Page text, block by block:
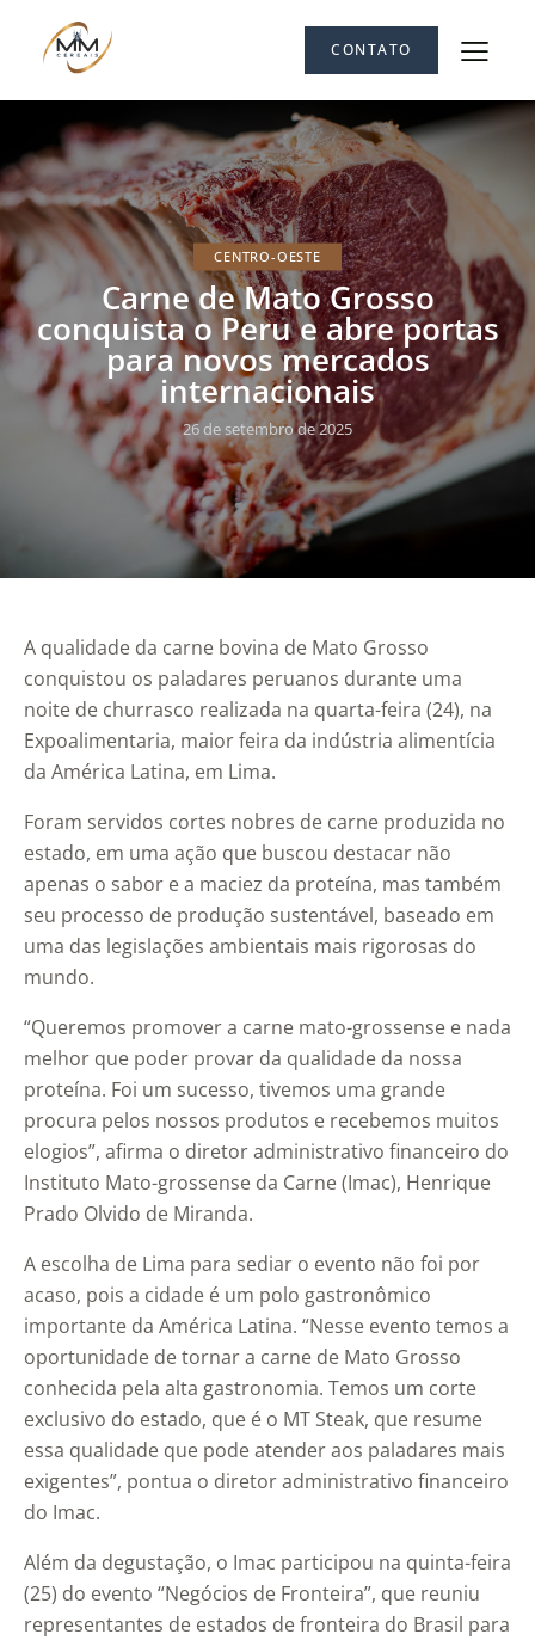
CONTATO
CENTRO-OESTE
Carne de Mato Grosso
conquista o Peru e abre portas
para novos mercados
internacionais
26 de setembro de 2025
A qualidade da carne bovina de Mato Grosso
conquistou os paladares peruanos durante uma
noite de churrasco realizada na quarta-feira (24), na
Expoalimentaria, maior feira da indústria alimentícia
da América Latina, em Lima.
Foram servidos cortes nobres de carne produzida no
estado, em uma ação que buscou destacar não
apenas o sabor e a maciez da proteína, mas também
seu processo de produção sustentável, baseado em
uma das legislações ambientais mais rigorosas do
mundo.
“Queremos promover a carne mato-grossense e nada
melhor que poder provar da qualidade da nossa
proteína. Foi um sucesso, tivemos uma grande
procura pelos nossos produtos e recebemos muitos
elogios”, afirma o diretor administrativo financeiro do
Instituto Mato-grossense da Carne (Imac), Henrique
Prado Olvido de Miranda.
A escolha de Lima para sediar o evento não foi por
acaso, pois a cidade é um polo gastronômico
importante da América Latina. “Nesse evento temos a
oportunidade de tornar a carne de Mato Grosso
conhecida pela alta gastronomia. Temos um corte
exclusivo do estado, que é o MT Steak, que resume
essa qualidade que pode atender aos paladares mais
exigentes”, pontua o diretor administrativo financeiro
do Imac.
Além da degustação, o Imac participou na quinta-feira
(25) do evento “Negócios de Fronteira”, que reuniu
representantes de estados de fronteira do Brasil para